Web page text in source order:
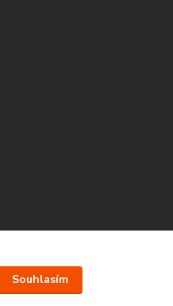
Souhlasím